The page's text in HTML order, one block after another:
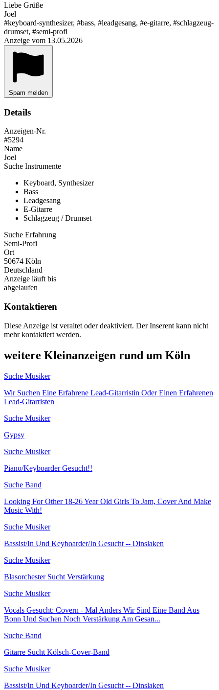
Liebe Grüße
Joel
#keyboard-synthesizer, #bass, #leadgesang, #e-gitarre, #schlagzeug-
drumset, #semi-profi
Anzeige vom 13.05.2026
Spam melden
Details
Anzeigen-Nr.
#5294
Name
Joel
Suche Instrumente
Keyboard, Synthesizer
Bass
Leadgesang
E-Gitarre
Schlagzeug / Drumset
Suche Erfahrung
Semi-Profi
Ort
50674 Köln
Deutschland
Anzeige läuft bis
abgelaufen
Kontaktieren
Diese Anzeige ist veraltet oder deaktiviert. Der Inserent kann nicht
mehr kontaktiert werden.
weitere Kleinanzeigen rund um Köln
Suche Musiker
Wir Suchen Eine Erfahrene Lead-Gitarristin Oder Einen Erfahrenen
Lead-Gitarristen
Suche Musiker
Gypsy
Suche Musiker
Piano/Keyboarder Gesucht!!
Suche Band
Looking For Other 18-26 Year Old Girls To Jam, Cover And Make
Music With!
Suche Musiker
Bassist/In Und Keyboarder/In Gesucht -- Dinslaken
Suche Musiker
Blasorchester Sucht Verstärkung
Suche Musiker
Vocals Gesucht: Covern - Mal Anders Wir Sind Eine Band Aus
Bonn Und Suchen Noch Verstärkung Am Gesan...
Suche Band
Gitarre Sucht Kölsch-Cover-Band
Suche Musiker
Bassist/In Und Keyboarder/In Gesucht -- Dinslaken